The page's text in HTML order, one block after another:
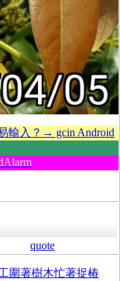
輸入？→ gcin Android
quote
圍著樹木忙著捉椿